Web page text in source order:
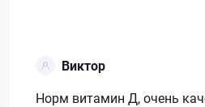
Виктор
Норм витамин Д, очень